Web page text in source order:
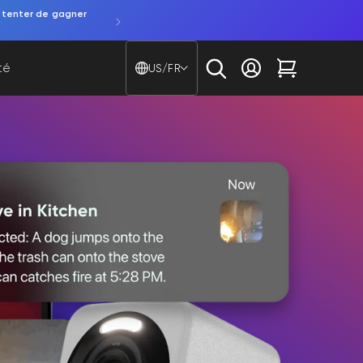
tenter de gagner
Pays/région - Langue
US/FR
Se connecter
Chariot